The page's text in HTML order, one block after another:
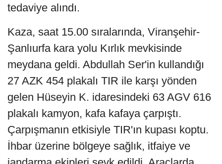
tedaviye alındı.
Kaza, saat 15.00 sıralarında, Viranşehir-
Şanlıurfa kara yolu Kırlık mevkisinde
meydana geldi. Abdullah Ser'in kullandığı
27 AZK 454 plakalı TIR ile karşı yönden
gelen Hüseyin K. idaresindeki 63 AGV 616
plakalı kamyon, kafa kafaya çarpıştı.
Çarpışmanın etkisiyle TIR'ın kupası koptu.
İhbar üzerine bölgeye sağlık, itfaiye ve